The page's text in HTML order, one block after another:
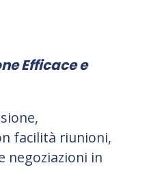
Efficace e
facilità riunioni,
negoziazioni in